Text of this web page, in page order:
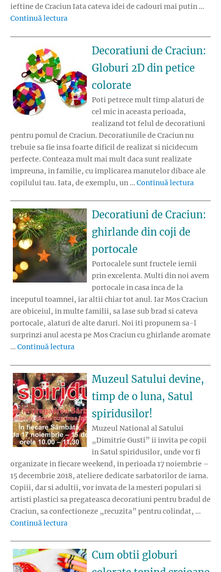
ieftine de Craciun Iata cateva idei de cadouri mai putin …
Continuă lectura
Decoratiuni de Craciun:
Globuri 2D din petice
colorate
Poti petrece mult timp alaturi de
cel mic in aceasta perioada,
realizand tot felul de decoratiuni
pentru pomul de Craciun. Decoratiunile de Craciun nu
trebuie sa fie insa foarte dificil de realizat si nicidecum
perfecte. Conteaza mult mai mult daca sunt realizate
impreuna, in familie, cu implicarea manutelor dibace ale
copilului tau. Iata, de exemplu, un … Continuă lectura
Decoratiuni de Craciun:
ghirlande din coji de
portocale
Portocalele sunt fructele iernii
prin excelenta. Multi din noi avem
portocale in casa inca de la
inceputul toamnei, iar altii chiar tot anul. Iar Mos Craciun
are obiceiul, in multe familii, sa lase sub brad si cateva
portocale, alaturi de alte daruri. Noi iti propunem sa-l
surprinzi anul acesta pe Mos Craciun cu ghirlande aromate
… Continuă lectura
Muzeul Satului devine,
timp de o luna, Satul
spiridusilor!
Muzeul National al Satului
„Dimitrie Gusti” ii invita pe copii
in Satul spiridusilor, unde vor fi
organizate in fiecare weekend, in perioada 17 noiembrie –
15 decembrie 2018, ateliere dedicate sarbatorilor de iarna.
Copiii, dar si adultii, vor invata de la mesteri populari si
artisti plastici sa pregateasca decoratiuni pentru bradul de
Craciun, sa confectioneze „recuzita” pentru colindat, …
Continuă lectura
Cum obtii globuri